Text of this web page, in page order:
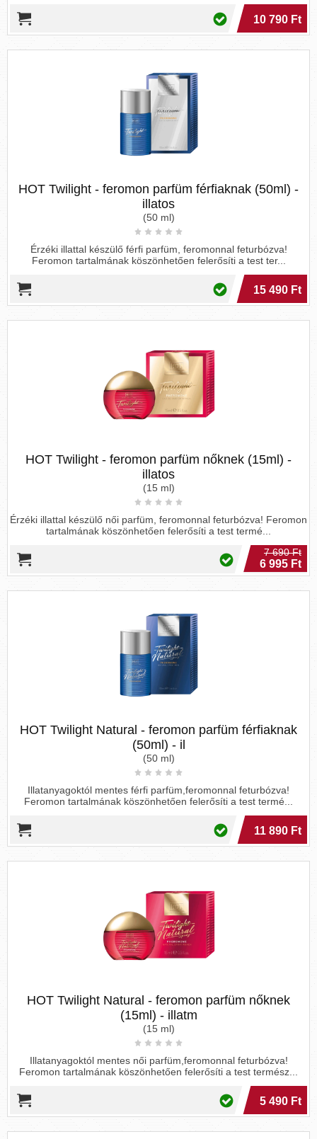
10 790 Ft
HOT Twilight - feromon parfüm férfiaknak (50ml) -
illatos
(50 ml)
Érzéki illattal készülő férfi parfüm, feromonnal feturbózva!
Feromon tartalmának köszönhetően felerősíti a test ter...
15 490 Ft
HOT Twilight - feromon parfüm nőknek (15ml) -
illatos
(15 ml)
Érzéki illattal készülő női parfüm, feromonnal feturbózva! Feromon
tartalmának köszönhetően felerősíti a test termé...
7 690 Ft
6 995 Ft
HOT Twilight Natural - feromon parfüm férfiaknak
(50ml) - il
(50 ml)
Illatanyagoktól mentes férfi parfüm,feromonnal feturbózva!
Feromon tartalmának köszönhetően felerősíti a test termé...
11 890 Ft
HOT Twilight Natural - feromon parfüm nőknek
(15ml) - illatm
(15 ml)
Illatanyagoktól mentes női parfüm,feromonnal feturbózva!
Feromon tartalmának köszönhetően felerősíti a test termész...
5 490 Ft